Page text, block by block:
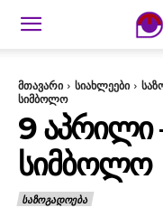
მთავარი სიახლეები
სიმბოლო
9 ᲐᲞᲠᲘᲚᲘ
ᲡᲘᲛᲑᲝᲚᲝ
ᲡᲐᲖᲝᲒᲐᲓᲝᲔᲑᲐ